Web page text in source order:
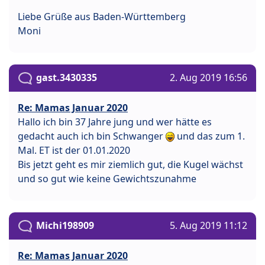
Liebe Grüße aus Baden-Württemberg
Moni
gast.3430335 2. Aug 2019 16:56
Re: Mamas Januar 2020
Hallo ich bin 37 Jahre jung und wer hätte es
gedacht auch ich bin Schwanger
und das zum 1.
Mal. ET ist der 01.01.2020
Bis jetzt geht es mir ziemlich gut, die Kugel wächst
und so gut wie keine Gewichtszunahme
Michi198909 5. Aug 2019 11:12
Re: Mamas Januar 2020